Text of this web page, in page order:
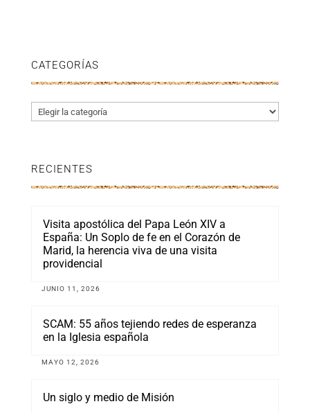
CATEGORÍAS
Categorías
RECIENTES
Visita apostólica del Papa León XIV a
España: Un Soplo de fe en el Corazón de
Marid, la herencia viva de una visita
providencial
JUNIO 11, 2026
SCAM: 55 años tejiendo redes de esperanza
en la Iglesia española
MAYO 12, 2026
Un siglo y medio de Misión